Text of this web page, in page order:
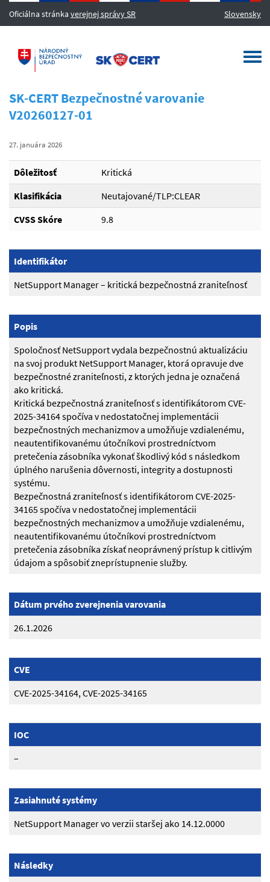
Oficiálna stránka verejnej správy SR Slovensky
SK-CERT Bezpečnostné varovanie
V20260127-01
27. januára 2026
Dôležitosť
Kritická
Klasifikácia
Neutajované/TLP:CLEAR
CVSS Skóre
9.8
Identifikátor
NetSupport Manager – kritická bezpečnostná zraniteľnosť
Popis
Spoločnosť NetSupport vydala bezpečnostnú aktualizáciu
na svoj produkt NetSupport Manager, ktorá opravuje dve
bezpečnostné zraniteľnosti, z ktorých jedna je označená
ako kritická.
Kritická bezpečnostná zraniteľnosť s identifikátorom CVE-
2025-34164 spočíva v nedostatočnej implementácii
bezpečnostných mechanizmov a umožňuje vzdialenému,
neautentifikovanému útočníkovi prostredníctvom
pretečenia zásobníka vykonať škodlivý kód s následkom
úplného narušenia dôvernosti, integrity a dostupnosti
systému.
Bezpečnostná zraniteľnosť s identifikátorom CVE-2025-
34165 spočíva v nedostatočnej implementácii
bezpečnostných mechanizmov a umožňuje vzdialenému,
neautentifikovanému útočníkovi prostredníctvom
pretečenia zásobníka získať neoprávnený prístup k citlivým
údajom a spôsobiť zneprístupnenie služby.
Dátum prvého zverejnenia varovania
26.1.2026
CVE
CVE-2025-34164, CVE-2025-34165
IOC
–
Zasiahnuté systémy
NetSupport Manager vo verzii staršej ako 14.12.0000
Následky